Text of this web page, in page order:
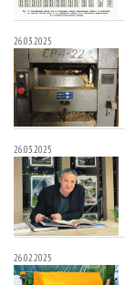
26.03.2025
26.03.2025
26.02.2025